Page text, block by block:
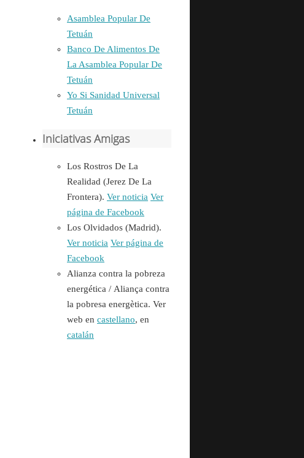
Asamblea Popular De
Tetuán
Banco De Alimentos De
La Asamblea Popular De
Tetuán
Yo Si Sanidad Universal
Tetuán
Iniciativas Amigas
Los Rostros De La
Realidad (Jerez De La
Frontera). Ver noticia Ver
página de Facebook
Los Olvidados (Madrid).
Ver noticia Ver página de
Facebook
Alianza contra la pobreza
energética / Aliança contra
la pobresa energètica. Ver
web en castellano, en
catalán